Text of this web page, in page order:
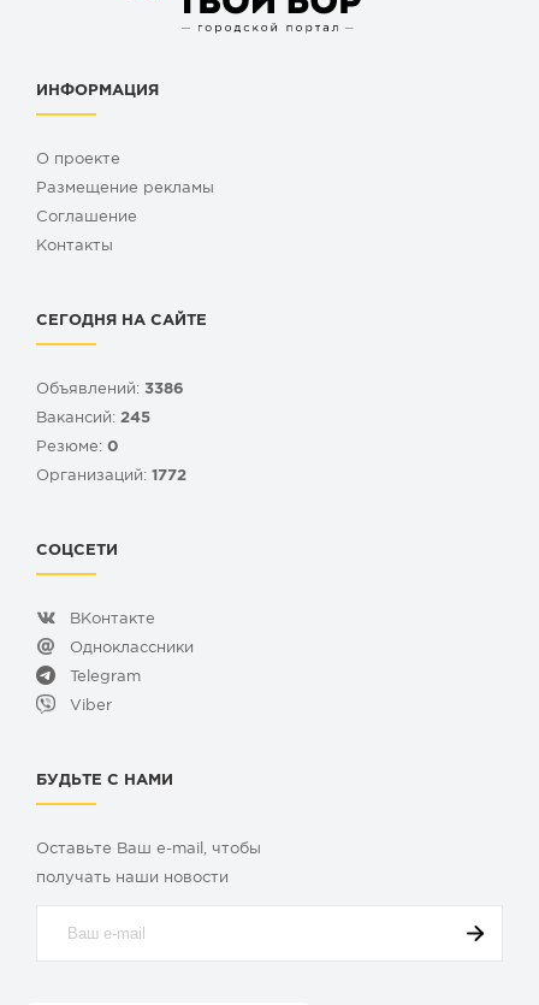
ИНФОРМАЦИЯ
О проекте
Размещение рекламы
Cоглашение
Контакты
СЕГОДНЯ НА САЙТЕ
Объявлений: 3386
Вакансий: 245
Резюме: 0
Организаций: 1772
СОЦСЕТИ
ВКонтакте
Одноклассники
Telegram
Viber
БУДЬТЕ С НАМИ
Оставьте Ваш e-mail, чтобы
получать наши новости